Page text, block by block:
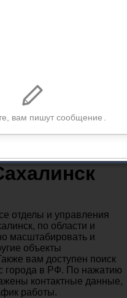
Южно-Сахалинск
МВД в
отделы и управления
по области и
масштабировать и
объекты
вам доступен поиск
города в РФ. По нажатию
контактные данные,
работы.